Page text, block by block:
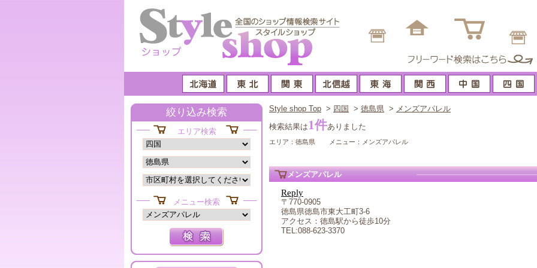
Style shop Top > 四国 > 徳島県 > メンズアパレル
検索結果は1件ありました
エリア：徳島県 メニュー：メンズアパレル
メンズアパレル
Reply
〒770-0905
徳島県徳島市東大工町3-6
アクセス：徳島駅から徒歩10分
TEL:088-623-3370
絞り込み検索
エリア検索
メニュー検索